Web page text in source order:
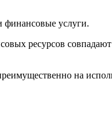
финансовые услуги.
ресурсов
на